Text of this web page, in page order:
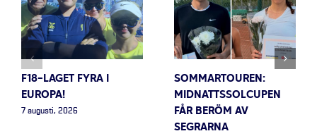
F18-LAGET FYRA I
EUROPA!
7 augusti, 2026
SOMMARTOUREN:
MIDNATTSSOLCUPEN
FÅR BERÖM AV
SEGRARNA